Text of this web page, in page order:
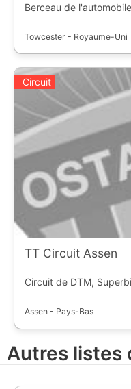
Berceau de
Towcester - Royaume-Uni
Circuit
TT Circuit Assen
Circuit de DTM,
Assen - Pays-Bas
Autres listes